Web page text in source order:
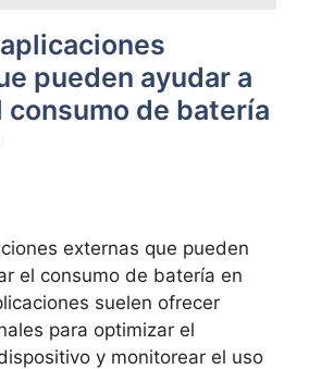
pueden‍ ayudar a
consumo de batería
externas que pueden
el consumo‌ de batería en
suelen‍ ofrecer
para optimizar el
y monitorear el‌ uso